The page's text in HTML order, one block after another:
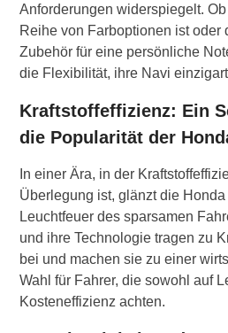
Anforderungen widerspiegelt.
Reihe von Farboptionen ist oder
Zubehör für eine persönliche
die Flexibilität, ihre Navi
Kraftstoffeffizienz: Ein
die Popularität der
In einer Ära, in der
Überlegung ist, glänzt die
Leuchtfeuer des sparsamen
und ihre Technologie tragen zu
bei und machen sie zu einer
Wahl für Fahrer, die sowohl auf
Kosteneffizienz achten.